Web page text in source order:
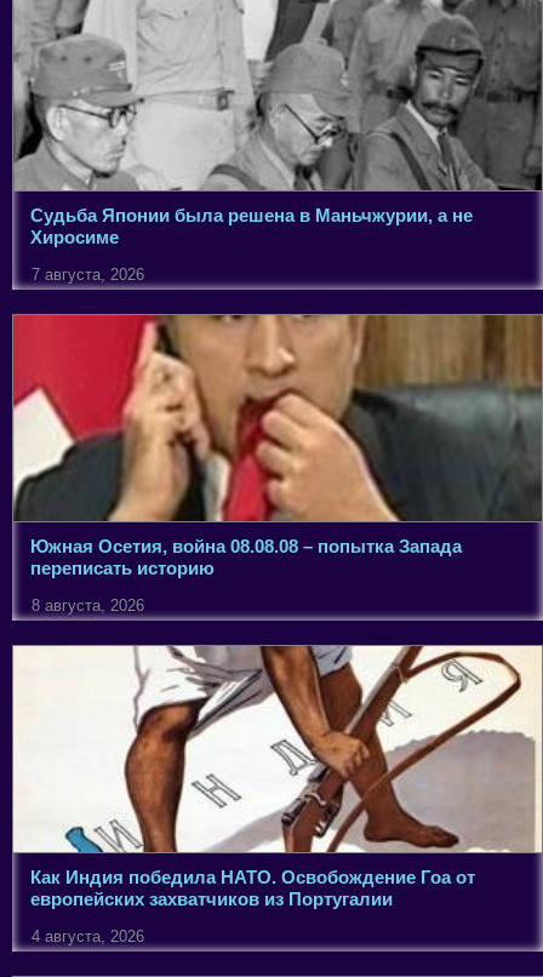
Судьба Японии была решена в Маньчжурии, а не
Хиросиме
7 августа, 2026
Южная Осетия, война 08.08.08 – попытка Запада
переписать историю
8 августа, 2026
Как Индия победила НАТО. Освобождение Гоа от
европейских захватчиков из Португалии
4 августа, 2026